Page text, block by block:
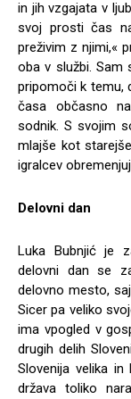
in jih vzgajata v
svoj prosti čas
preživim z njimi,«
oba v službi. Sam
pripomoči k temu,
časa občasno
sodnik. S svojim
mlajše kot
igralcev
Delovni dan
Luka Bubnjić je
delovni dan se
delovno mesto,
Sicer pa veliko
ima vpogled v
drugih delih
Slovenija velika
država toliko